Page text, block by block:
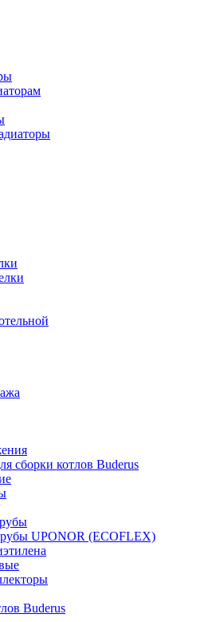
сборки котлов Buderus
UPONOR (ECOFLEX)
Buderus